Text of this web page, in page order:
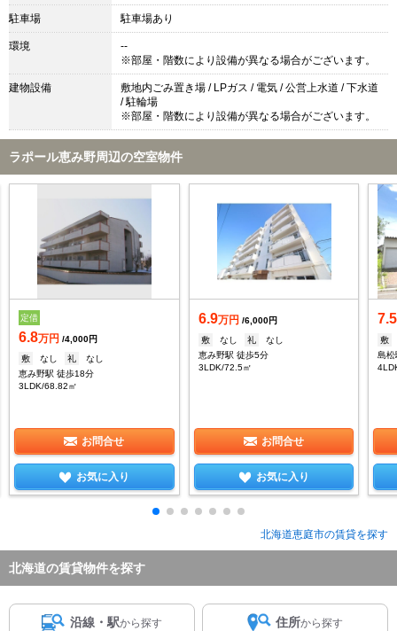
駐車場 駐車場あり
環境
--
※部屋・階数により設備が異なる場合がございます。
建物設備
敷地内ごみ置き場 / LPガス / 電気 / 公営上水道 / 下水道
/ 駐輪場
※部屋・階数により設備が異なる場合がございます。
ラポール恵み野周辺の空室物件
定借
6.8万円 /4,000円
敷
なし 礼
なし
恵み野駅 徒歩18分
3LDK/68.82㎡
お問合せ
お気に入り
6.9万円 /6,000円
敷
なし 礼
なし
恵み野駅 徒歩5分
3LDK/72.5㎡
お問合せ
お気に入り
7.5
敷
島
北海道恵庭市の賃貸を探す
北海道の賃貸物件を探す
沿線・駅から探す 住所から探す